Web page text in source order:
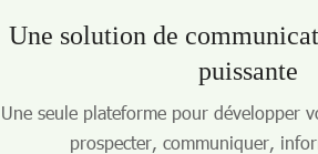
Une solution de
puissante
Une seule plateforme pour développer
prospecter, communiquer,